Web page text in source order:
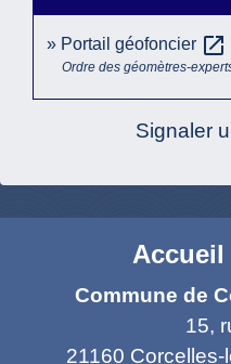
Portail géofoncier open_in_new
Ordre des géomètres-
Signaler
Commune de
15,
21160